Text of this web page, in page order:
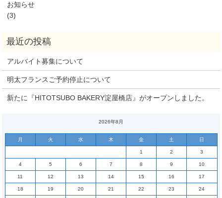
お知らせ
(3)
アルバイト募集について
明太フランスご予約停止について
新たに『HITOTSUBO BAKERY淀屋橋店』がオープンしました。
2026年8月
月 火 水 木 金 土 日
1 2 3
4 5 6 7 8 9 10
11 12 13 14 15 16 17
18 19 20 21 22 23 24